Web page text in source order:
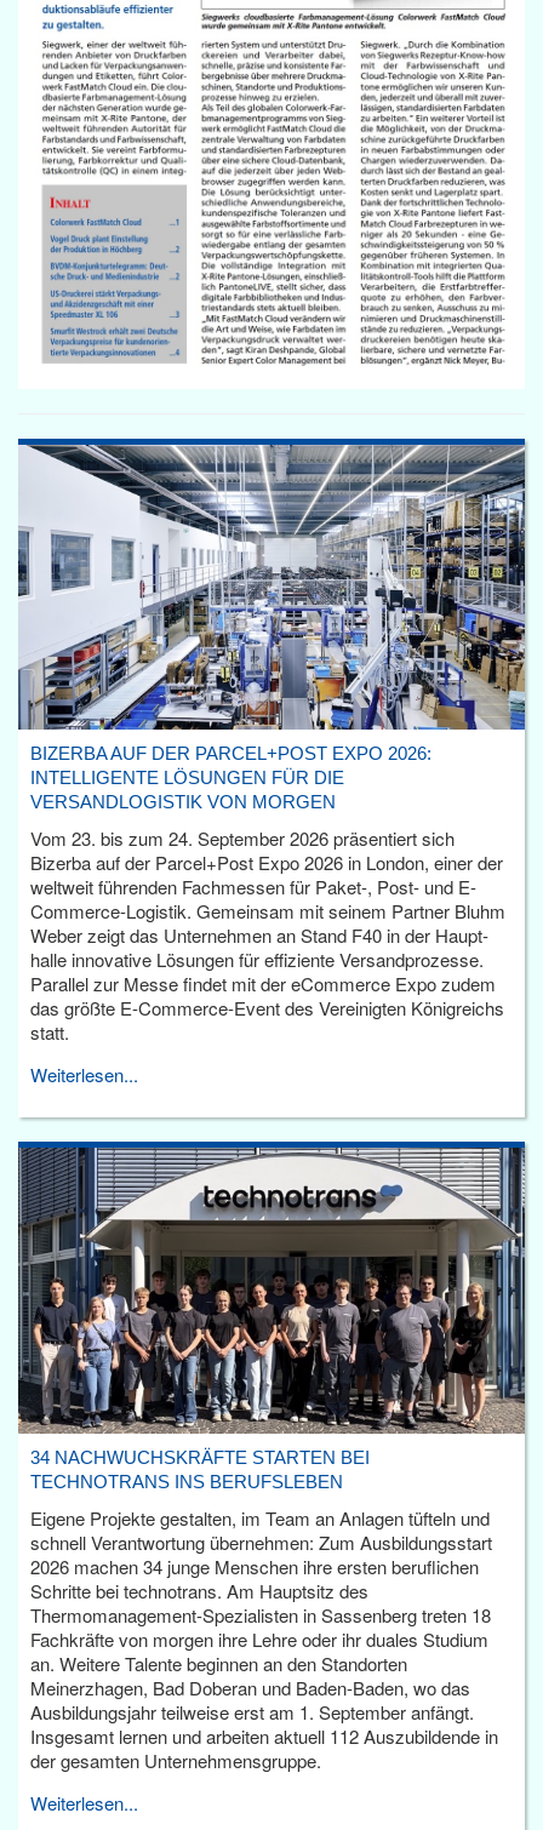
BIZERBA AUF DER PARCEL+POST EXPO 2026:
INTELLIGENTE LÖSUNGEN FÜR DIE
VERSANDLOGISTIK VON MORGEN
Vom 23. bis zum 24. September 2026 präsentiert sich
Bizerba auf der Parcel+Post Expo 2026 in London, einer der
weltweit führenden Fachmessen für Paket-, Post- und E-
Commerce-Logistik. Gemeinsam mit seinem Partner Bluhm
Weber zeigt das Unternehmen an Stand F40 in der Haupt­
halle innovative Lösungen für effiziente Versandprozesse.
Parallel zur Messe findet mit der eCommerce Expo zudem
das größte E-Commerce-Event des Vereinigten Königreichs
statt.
Weiterlesen...
34 NACHWUCHSKRÄFTE STARTEN BEI
TECHNOTRANS INS BERUFSLEBEN
Eigene Projekte gestalten, im Team an Anlagen tüfteln und
schnell Verantwortung übernehmen: Zum Ausbildungsstart
2026 machen 34 junge Menschen ihre ersten beruflichen
Schritte bei technotrans. Am Hauptsitz des
Thermomanagement-Spezialisten in Sassenberg treten 18
Fachkräfte von morgen ihre Lehre oder ihr duales Studium
an. Weitere Talente beginnen an den Standorten
Meinerzhagen, Bad Doberan und Baden-Baden, wo das
Ausbildungsjahr teilweise erst am 1. September anfängt.
Insgesamt lernen und arbeiten aktuell 112 Auszubildende in
der gesamten Unternehmensgruppe.
Weiterlesen...